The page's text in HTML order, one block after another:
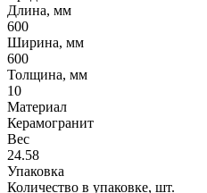
Длина, мм
600
Ширина, мм
600
Толщина, мм
10
Материал
Керамогранит
Вес
24.58
Упаковка
Количество в упаковке, шт.